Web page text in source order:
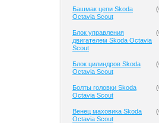
Башмак цепи Skoda
Octavia Scout
(
Блок управления
двигателем Skoda Octavia
Scout
(
Блок цилиндров Skoda
Octavia Scout
(
Болты головки Skoda
Octavia Scout
(
Венец маховика Skoda
Octavia Scout
(